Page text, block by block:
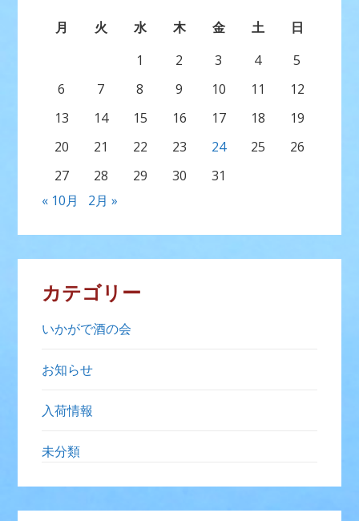
月 火 水 木 金 土
日
1
2 3 4
5
6
7 8 9 10 11
12
13
14 15 16 17 18
19
20
21 22 23 24 25
26
27
28 29 30
31
« 10月
2月 »
カテゴリー
いかがで酒の会
お知らせ
入荷情報
未分類